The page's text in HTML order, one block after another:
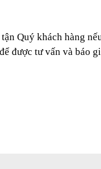
Quý khách hàng
được tư vấn và báo